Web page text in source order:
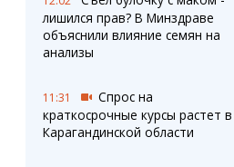
лишился прав? В Минздраве
объяснили влияние семян на
анализы
11:31
Спрос на
краткосрочные курсы растет в
Карагандинской области